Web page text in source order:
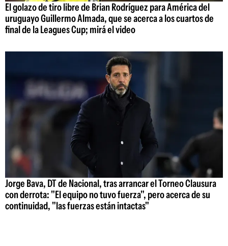
El golazo de tiro libre de Brian Rodríguez para América del
uruguayo Guillermo Almada, que se acerca a los cuartos de
final de la Leagues Cup; mirá el video
Jorge Bava, DT de Nacional, tras arrancar el Torneo Clausura
con derrota: "El equipo no tuvo fuerza", pero acerca de su
continuidad, "las fuerzas están intactas"